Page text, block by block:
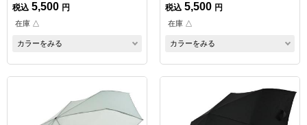
税込 5,500 円
在庫 △
カラーをみる
税込 5,500 円
在庫 △
カラーをみる